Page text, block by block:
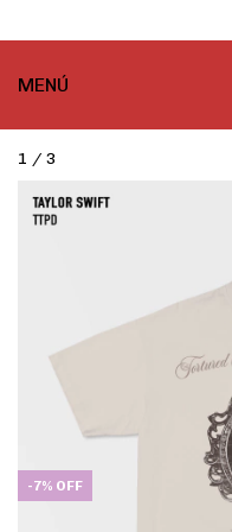
MENÚ
1 / 3
-7% OFF